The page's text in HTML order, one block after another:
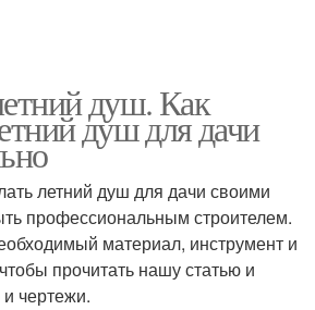
душ. Как
душ для дачи
летний душ для дачи своими
профессиональным строителем.
материал, инструмент и
прочитать нашу статью и
чертежи.